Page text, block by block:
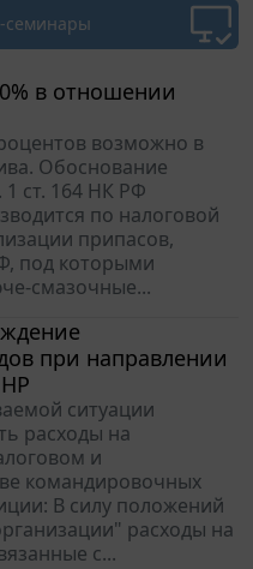
семинары
в отношении
возможно в
Обоснование
ст. 164 НК РФ
по налоговой
припасов,
под которыми
смазочные...
при направлении
ситуации
расходы на
и
командировочных
В силу положений
расходы на
с...